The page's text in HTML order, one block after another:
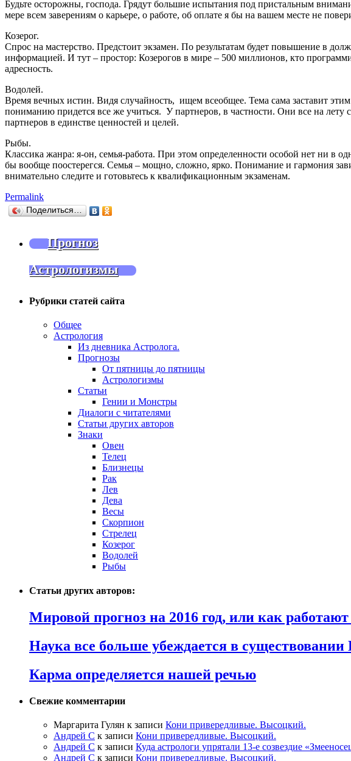
Будьте осторожны, господа. Грядут большие испытания под пристальным
мере всем заверениям о карьере, о работе, об оплате я бы на вашем месте не
Козерог.
Спрос на мастерство. Предстоит экзамен. По результатам будет повышение в
информацией. И тут – простор: Козерогов в мире – 500 миллионов, кто
адресность.
Водолей.
Время вечных истин. Видя случайность, ищем всеобщее. Тема сама заставит
пониманию придется все же учиться. У партнеров, в частности. Они все на
партнеров в единстве ценностей и целей.
Рыбы.
Классика жанра: я-он, семья-работа. При этом определенности особой нет ни в
бы вообще поостерегся. Семья – мощно, сложно, ярко. Понимание и гармония
внимательно следите и готовьтесь к квалификационным экзаменам.
Permalink
Поделиться…
Прогноз
Астрологизмы
Рубрики статей сайта
Общее
Астрология
Из дневника Астролога.
Прогнозы
От пятницы до пятницы
Астрологизмы
Статьи
Гении и Монстры
Диалоги с читателями
Статьи других авторов
Знаки
Овен
Телец
Близнецы
Рак
Лев
Дева
Весы
Скорпион
Стрелец
Козерог
Водолей
Рыбы
Статьи других авторов:
Мировой прогноз на 2016 год, или как
Наука все больше убеждается в существовании
Карма определяется нашей речью
Свежие комментарии
Маргарита Гулян к записи Кони привередливые. Высоцкий.
Андрей С к записи Кони привередливые. Высоцкий.
Андрей С к записи Куда астрологи упрятали 13-е созвездие
Андрей С к записи Кони привередливые. Высоцкий.